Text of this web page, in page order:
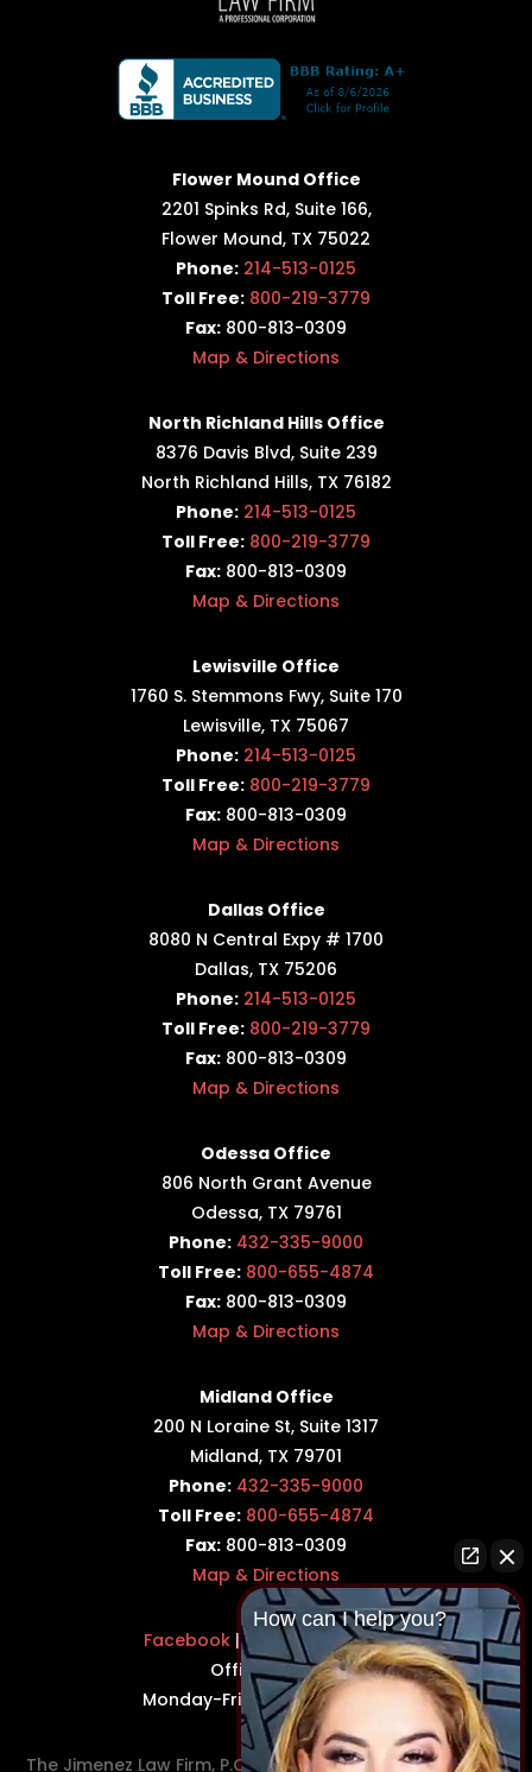
Flower Mound Office
2201 Spinks Rd, Suite 166,
Flower Mound, TX 75022
Phone: 214-513-0125
Toll Free: 800-219-3779
Fax: 800-813-0309
Map & Directions
North Richland Hills Office
8376 Davis Blvd, Suite 239
North Richland Hills, TX 76182
Phone: 214-513-0125
Toll Free: 800-219-3779
Fax: 800-813-0309
Map & Directions
Lewisville Office
1760 S. Stemmons Fwy, Suite 170
Lewisville, TX 75067
Phone: 214-513-0125
Toll Free: 800-219-3779
Fax: 800-813-0309
Map & Directions
Dallas Office
8080 N Central Expy # 1700
Dallas, TX 75206
Phone: 214-513-0125
Toll Free: 800-219-3779
Fax: 800-813-0309
Map & Directions
Odessa Office
806 North Grant Avenue
Odessa, TX 79761
Phone: 432-335-9000
Toll Free: 800-655-4874
Fax: 800-813-0309
Map & Directions
Midland Office
200 N Loraine St, Suite 1317
Midland, TX 79701
Phone: 432-335-9000
Toll Free: 800-655-4874
Fax: 800-813-0309
Map & Directions
Facebook |Twitter|
LinkedIn
Office Hours:
Monday-Friday: 8:30AM–5PM
The Jimenez Law Firm, P.C., represents residents of the
How can I help you?